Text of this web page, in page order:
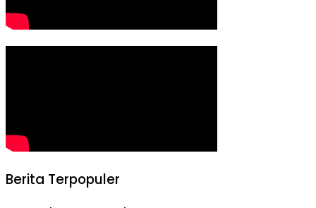
Berita Terpopuler